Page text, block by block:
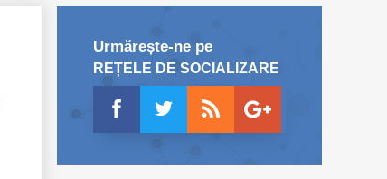
Urmărește-ne pe
REȚELE DE SOCIALIZARE